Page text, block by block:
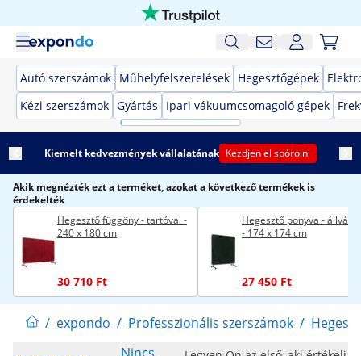
Autó szerszámok Műhelyfelszerelések Hegesztőgépek
Kézi szerszámok Gyártás Ipari vákuumcsomagoló gépek
Kiemelt kedvezmények vállalatának Kezdjen el spórolni
Akik megnézték ezt a terméket, azokat a következő termékek is
érdekelték
Hegesztő függöny - tartóval -
240 x 180 cm
30 710 Ft
Hegesztő ponyva -
- 174 x 174 cm
27 450 Ft
/ expondo / Professzionális szerszámok /